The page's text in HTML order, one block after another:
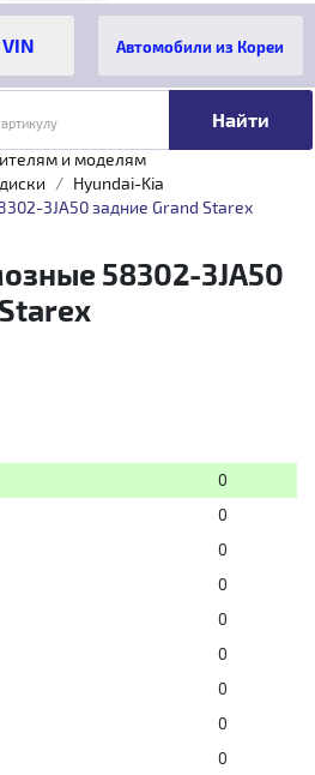
Автомобили из Кореи
и моделям
Hyundai-Kia
3JA50 задние Grand Starex
58302-3JA50
0
0
0
0
0
0
0
0
0